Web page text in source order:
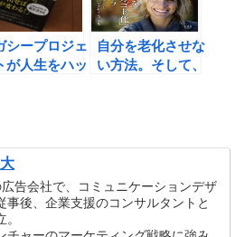
シープロジェ
が人生をハッ
）の書評
自分を老化させな
い方法。そして、
告会社で、コミュニケーションデザ
事後、企業支援のコンサルタントと